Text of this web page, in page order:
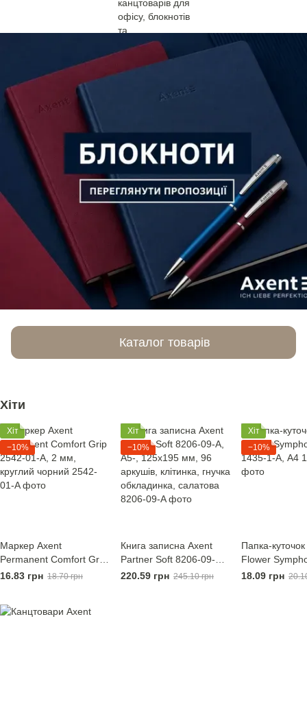
Каталог товарів
Хіти
Хіт
−10%
Маркер Axent
Permanent Comfort Grip
2542-01-A, 2 мм,
16.83 грн 18.70 грн
Хіт
−10%
Книга записна Axent
Partner Soft 8206-09-A,
A5-, 125x195 мм, 96
220.59 грн 245.10 грн
Хіт
−10%
Папка-
Flower
1435-1-A, А4
18.09 грн